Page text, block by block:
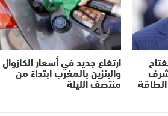
ارتفاع جديد في أسعار الكازوال
والبنزين بالمغرب ابتداءً من
منتصف الليلة